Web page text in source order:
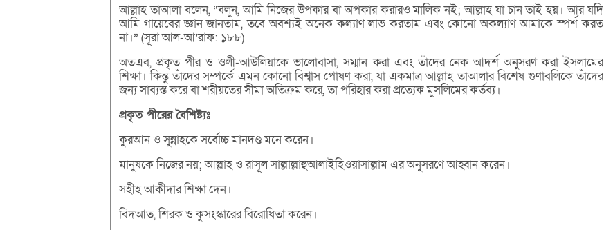
আল্লাহ তাআলা বলেন, “বলুন, আমি নিজের উপকার বা অপকার করারও মালিক নই; আল্লাহ যা চান তাই হয়। আর যদি
আমি গায়েবের জ্ঞান জানতাম, তবে অবশ্যই অনেক কল্যাণ লাভ করতাম এবং কোনো অকল্যাণ আমাকে স্পর্শ করত
না।” (সূরা আল-আ’রাফ: ১৮৮)
অতএব, প্রকৃত পীর ও ওলী-আউলিয়াকে ভালোবাসা, সম্মান করা এবং তাঁদের নেক আদর্শ অনুসরণ করা ইসলামের
শিক্ষা। কিন্তু তাঁদের সম্পর্কে এমন কোনো বিশ্বাস পোষণ করা, যা একমাত্র আল্লাহ তাআলার বিশেষ গুণাবলিকে তাঁদের
জন্য সাব্যস্ত করে বা শরীয়তের সীমা অতিক্রম করে, তা পরিহার করা প্রত্যেক মুসলিমের কর্তব্য।
প্রকৃতপীরেরবৈশিষ্ট্যঃ
কুরআন ও সুন্নাহকে সর্বোচ্চ মানদণ্ড মনে করেন।
মানুষকে নিজের নয়; আল্লাহ ও রাসূল সাল্লাল্লাহুআলাইহিওয়াসাল্লাম এর অনুসরণে আহ্বান করেন।
সহীহ আকীদার শিক্ষা দেন।
বিদআত, শিরক ও কুসংস্কারের বিরোধিতা করেন।